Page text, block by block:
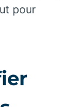
pour